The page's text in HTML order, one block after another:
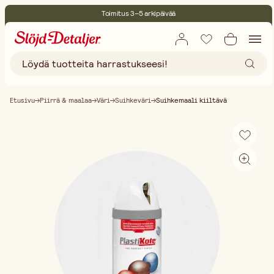
Toimitus 3–5 arkipäivää
30 päivän avoin palautusoikeus
Etusivu Piirrä & maalaa Väri Suihkeväri Suihkemaali kiiltävä